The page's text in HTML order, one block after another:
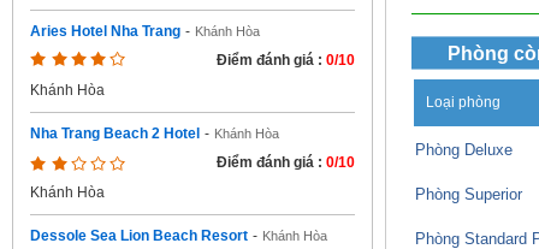
Aries Hotel Nha Trang - Khánh Hòa
Điểm đánh giá : 0/10
Khánh Hòa
Nha Trang Beach 2 Hotel - Khánh Hòa
Điểm đánh giá : 0/10
Khánh Hòa
Dessole Sea Lion Beach Resort - Khánh Hòa
Phòng
Loại phòng
Phòng Deluxe
Phòng Superior
Phòng Standard